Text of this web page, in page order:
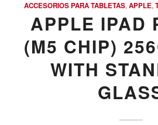
ACCESORIOS PARA TABLETAS,APPLE,
APPLE IPAD
(M5 CHIP)
WITH